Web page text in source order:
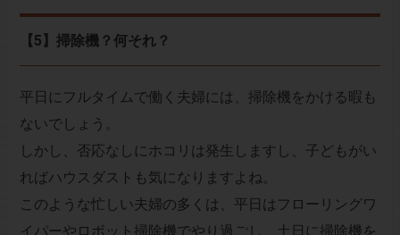
【5】掃除機？何それ？
平日にフルタイムで働く夫婦には、掃除機をかける暇も
ないでしょう。
しかし、否応なしにホコリは発生しますし、子どもがい
ればハウスダストも気になりますよね。
このような忙しい夫婦の多くは、平日はフローリングワ
イパーやロボット掃除機でやり過ごし、土日に掃除機を